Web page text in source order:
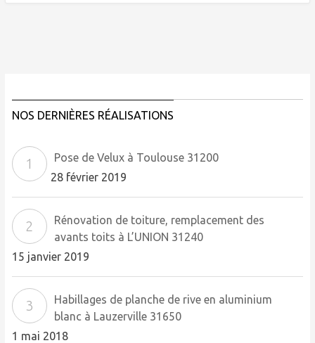
NOS DERNIÈRES RÉALISATIONS
Pose de Velux à Toulouse 31200
28 février 2019
Rénovation de toiture, remplacement des
avants toits à L’UNION 31240
15 janvier 2019
Habillages de planche de rive en aluminium
blanc à Lauzerville 31650
1 mai 2018